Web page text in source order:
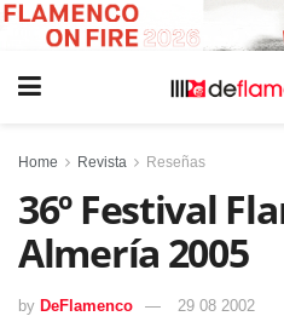
Home Revista Reseñas
36º Festival
Almería 2005
by DeFlamenco 29 08 2002